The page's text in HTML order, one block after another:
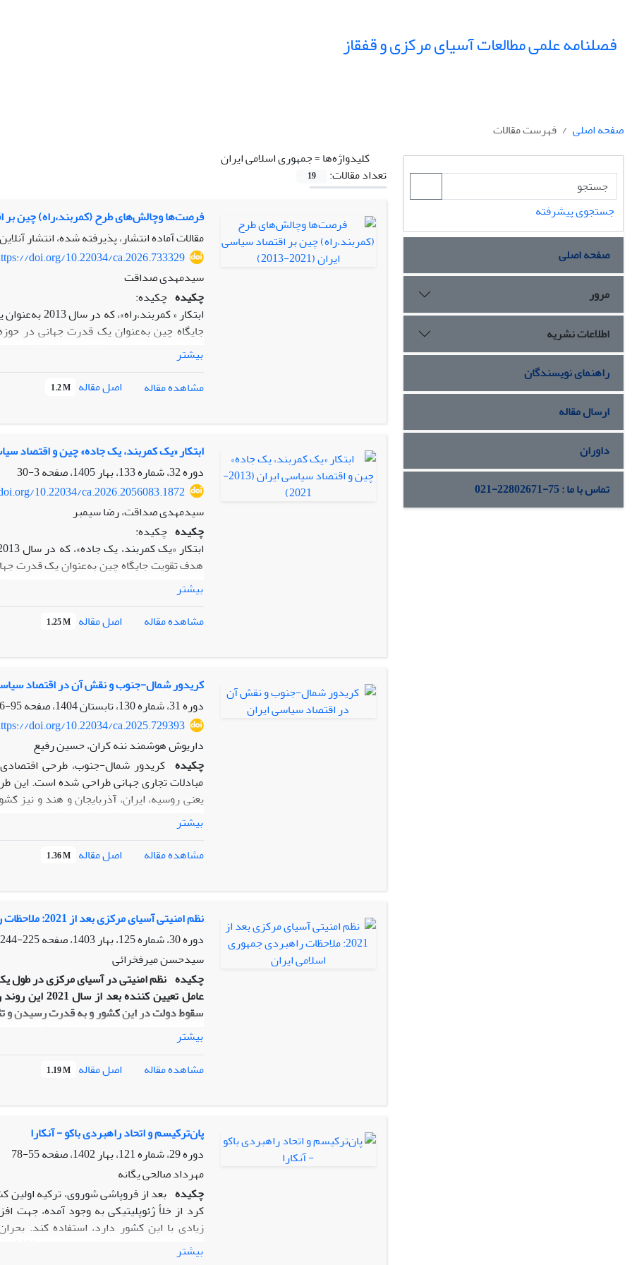
فصلنامه علمی مطالعات آسیای مرکزی و قفقاز
صفحه اصلی
فهرست مقالات
کلیدواژه‌ها =جمهوری اسلامی ایران
تعداد مقالات:
19
فرصت‌ها وچالش‌های طرح (کمربند،راه) چین بر اقتصاد
مقالات آماده انتشار، پذیرفته شده، انتشار
doi.org/10.22034/ca.2026.733329
سیدمهدی صداقت
چکیده چکیده:
ابتکار «
جایگاه چین به‌عنوان یک قدرت جهانی در
اسلامی ایران به‌دلیل موقعیت
منابع غنی انرژی، به‌عنوان یکی از گره‌های
چالش‌های ابتکار « کمربند،راه» برای اقتصاد
توسعه زیرساخت‌های کلیدی ایران، از جمله
تحریم‌های بین‌المللی، از جمله چالش‌هایی است
بیشتر
مشاهده مقاله
اصل مقاله 1.2 M
ابتکار «یک کمربند، یک جاده» چین و اقتصاد سیاسی
دوره 32، شماره 133، بهار 1405، صفحه
3-30
10.22034/ca.2026.2056083.1872
سیدمهدی صداقت، رضا سیمبر
چکیده چکیده:
هدف تقویت جایگاه چین به‌عنوان یک قدرت
جمهوری اسلامی ایران به‌دلیل موقعیت
همچنین منابع غنی انرژی، به‌عنوان یکی از
فرصت‌ها و چالش‌های ابتکار «یک کمربند، یک
ابتکار می‌تواند ضمن توسعه زیرساخت‌های
سرمایه‌گذاری‌ها و مشکلات ناشی از تحریم‌های
آن‌ها روبرو خواهد بود.
بیشتر
مشاهده مقاله
اصل مقاله 1.25 M
کریدور شمال-جنوب و نقش آن در اقتصاد
دوره 31، شماره 130، تابستان 1404، صفحه
95-116
doi.org/10.22034/ca.2025.729393
داریوش هوشمند ننه کران، حسین رفیع
چکیده کریدور شمال-جنوب،‌ طرحی
مبادلات تجاری جهانی طراحی شده است. این
یعنی روسیه، ایران، آذربایجان و هند و نیز
مثبتش می تواند نقش موثری ایفا کند.ایران
استراتژیک قرار گرفته است. پژوهش حاضر با
اینترنتی و بهره گیری از روش توصیفی-
اسلامی ایران است، ودر این راستا می کوشد
تقویت همکاری‌های منطقه‌ای می تواند اقتصاد
فرضیه تحقیق را مورد تایید قرار می دهد و
دلارزدایی و خنثی سازی تحریم های غرب مهم
بیشتر
مشاهده مقاله
اصل مقاله 1.36 M
نظم امنیتی آسیای مرکزی بعد از 2021: ملاحظات راهبردی جمهوری اسلامی ایران
دوره 30، شماره 125، بهار 1403، صفحه
225-244
سیدحسن میرفخرائی
چکیده نظم امنیتی در آسیای مرکزی در طول
عامل تعیین
سقوط دولت در این کشور و به قدرت رسیدن و
در سطح بین‌المللی ضریب تنش بین قدرت‌های
در محیط پیرامونی روسیه به وجود آورد. این
شکل بگیرد. نظم امنیتی آسیای مرکزی در
گذاشت؟ فرضیه‌ای که در پاسخ به این سؤال
پس‌کاوی با هدف کشف الگوهای نظام‌مند در
مکتب کپنهاگ در رویکرد قیاسی به‌عنوان
بیشتر
مشاهده مقاله
اصل مقاله 1.19 M
پان‌ترکیسم و اتحاد راهبردی باکو - آنکارا
دوره 29، شماره 121، بهار 1402، صفحه
55-78
مهرداد صالحی یگانه
چکیده بعد از فروپاشی شوروی، ترکیه
کرد از خلأ ژئوپلیتیکی به وجود آمده، جهت
زیادی با این کشور دارد، استفاده کند.
بیشتر
جستجوی پیشرفته
صفحه اصلی
مرور
اطلاعات نشریه
راهنمای نویسندگان
ارسال مقاله
داوران
تماس با ما : 75-22802671-021